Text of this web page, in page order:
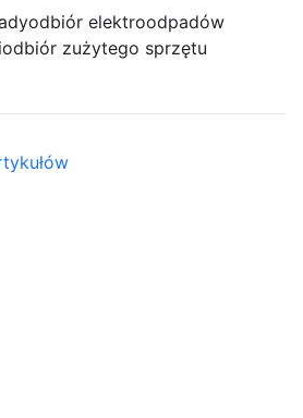
odbiór elektroodpadów
odbiór zużytego sprzętu